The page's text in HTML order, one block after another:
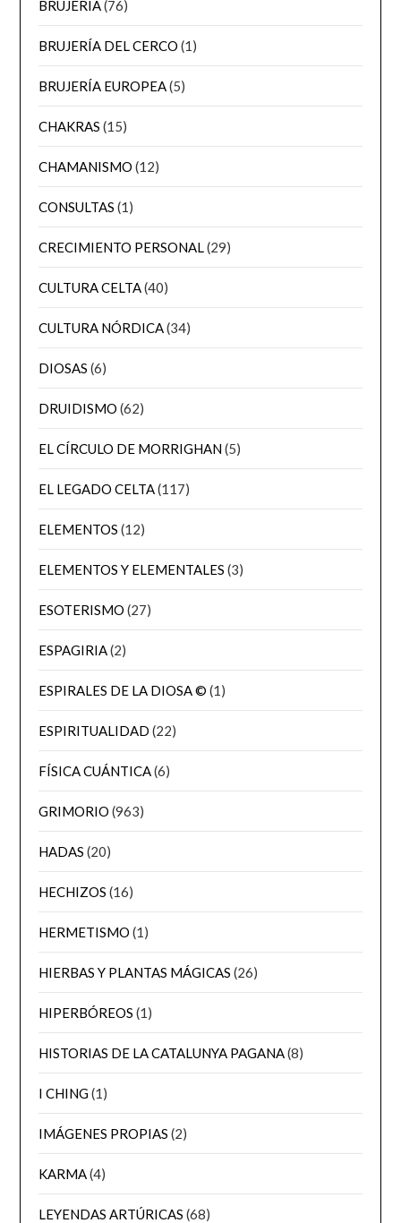
BRUJERÍA(76)
BRUJERÍA DEL CERCO (1)
BRUJERÍA EUROPEA(5)
CHAKRAS (15)
CHAMANISMO (12)
CONSULTAS (1)
CRECIMIENTO PERSONAL(29)
CULTURA CELTA(40)
CULTURA NÓRDICA(34)
DIOSAS (6)
DRUIDISMO (62)
EL CÍRCULO DE MORRIGHAN(5)
EL LEGADO CELTA(117)
ELEMENTOS (12)
ELEMENTOS Y ELEMENTALES (3)
ESOTERISMO (27)
ESPAGIRIA(2)
ESPIRALES DE LA DIOSA © (1)
ESPIRITUALIDAD (22)
FÍSICA CUÁNTICA(6)
GRIMORIO (963)
HADAS (20)
HECHIZOS (16)
HERMETISMO (1)
HIERBAS Y PLANTAS MÁGICAS (26)
HIPERBÓREOS (1)
HISTORIAS DE LA CATALUNYA PAGANA(8)
I CHING(1)
IMÁGENES PROPIAS (2)
KARMA(4)
LEYENDAS ARTÚRICAS (68)